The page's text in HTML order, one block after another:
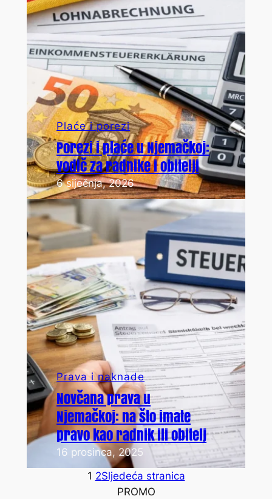
Plaće i porezi
Porezi i plaće u Njemačkoj:
vodič za radnike i obitelji
6 siječnja, 2026
Prava i naknade
Novčana prava u
Njemačkoj: na što imate
pravo kao radnik ili obitelj
16 prosinca, 2025
1 2Sljedeća stranica
PROMO